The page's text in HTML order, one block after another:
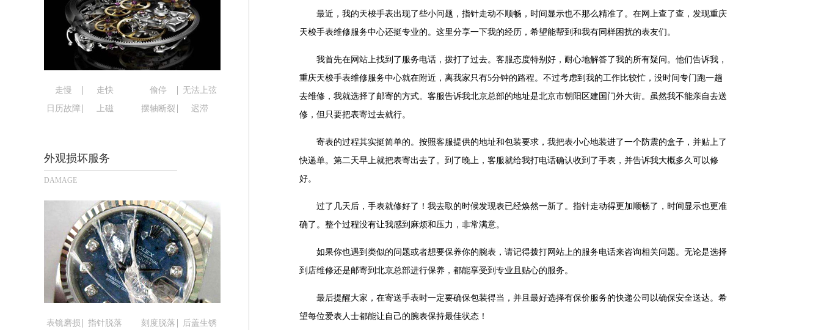
南昌市红谷滩新区红谷中大道998号绿地双子塔（中央广场）A1座办公楼14层07室（需提前预约）
济南市历下区经十路11111号华润中心写字楼（万象城）15层1508室（需提前预约）
广州市天河区天河路230号万菱汇国际中心写字楼A塔7层704室（需提前预约）
广州市越秀区环市东路371-375号世界贸易中心大厦南塔写字楼15层07室（需提前预约）
深圳市罗湖区深南东路5001号华润大厦写字楼17层1701室（需提前预约）
惠州市惠城区江北文昌一路7号华贸大厦写字楼1座30层05室（需提前预约）
厦门市思明区湖滨东路95号华润大厦写字楼B座11层1104室（需提前预约）
福州市鼓楼区五四路128-1号恒力城写字楼15层03室（需提前预约）
成都市锦江区人民东路6号SAC东原中心写字楼24层2406B室（需提前预约）
重庆市江北区观音桥步行街2号融恒时代广场写字楼9层902室（需提前预约）
郑州市二七区铭功路10号华润大厦写字楼29层2905室（需提前预约）
太原市迎泽区解放路15号亨得利名表服务中心（品牌授权店）3层整层（需提前预约）
沈阳市沈河区中街路137号亨得利名表服务中心（品牌授权店）1层整层（需提前预约）
沈阳市沈河区中街路83号亨得利名表服务中心（品牌授权店）1层整层（需提前预约）
乌鲁木齐市天山区红山路26号时代广场（CCMALL）C座17层17-B（需提前预约）
温州市鹿城区锦绣路1067号置信广场10层1015室（需提前预约）
大连市中山区人民路15号国际金融大厦7层G室（需提前预约）
走慢 走快 偷停
无法上弦
日历故障
上磁 摆轴断裂 迟滞
外观损坏服务
DAMAGE
表镜磨损 指针脱落 刻度脱落
后盖生锈
最近，我的天梭手表出现了些小问题，指针走动不顺畅，时间显示也不那么精准了。在网上查了查，发现重庆
天梭手表维修服务中心还挺专业的。这里分享一下我的经历，希望能帮到和我有同样困扰的表友们。
我首先在网站上找到了服务电话，拨打了过去。客服态度特别好，耐心地解答了我的所有疑问。他们告诉我，
重庆天梭手表维修服务中心就在附近，离我家只有5分钟的路程。不过考虑到我的工作比较忙，没时间专门跑一趟
去维修，我就选择了邮寄的方式。客服告诉我北京总部的地址是北京市朝阳区建国门外大街。虽然我不能亲自去送
修，但只要把表寄过去就行。
寄表的过程其实挺简单的。按照客服提供的地址和包装要求，我把表小心地装进了一个防震的盒子，并贴上了
快递单。第二天早上就把表寄出去了。到了晚上，客服就给我打电话确认收到了手表，并告诉我大概多久可以修
好。
过了几天后，手表就修好了！我去取的时候发现表已经焕然一新了。指针走动得更加顺畅了，时间显示也更准
确了。整个过程没有让我感到麻烦和压力，非常满意。
如果你也遇到类似的问题或者想要保养你的腕表，请记得拨打网站上的服务电话来咨询相关问题。无论是选择
到店维修还是邮寄到北京总部进行保养，都能享受到专业且贴心的服务。
最后提醒大家，在寄送手表时一定要确保包装得当，并且最好选择有保价服务的快递公司以确保安全送达。希
望每位爱表人士都能让自己的腕表保持最佳状态！